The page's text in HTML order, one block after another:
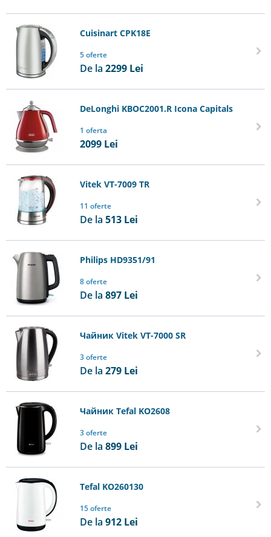
Cuisinart CPK18E
5 oferte
De la 2299 Lei
DeLonghi KBOC2001.R Icona Capitals
1 oferta
2099 Lei
Vitek VT-7009 TR
11 oferte
De la 513 Lei
Philips HD9351/91
8 oferte
De la 897 Lei
Чайник Vitek VT-7000 SR
3 oferte
De la 279 Lei
Чайник Tefal KO2608
3 oferte
De la 899 Lei
Tefal KO260130
15 oferte
De la 912 Lei